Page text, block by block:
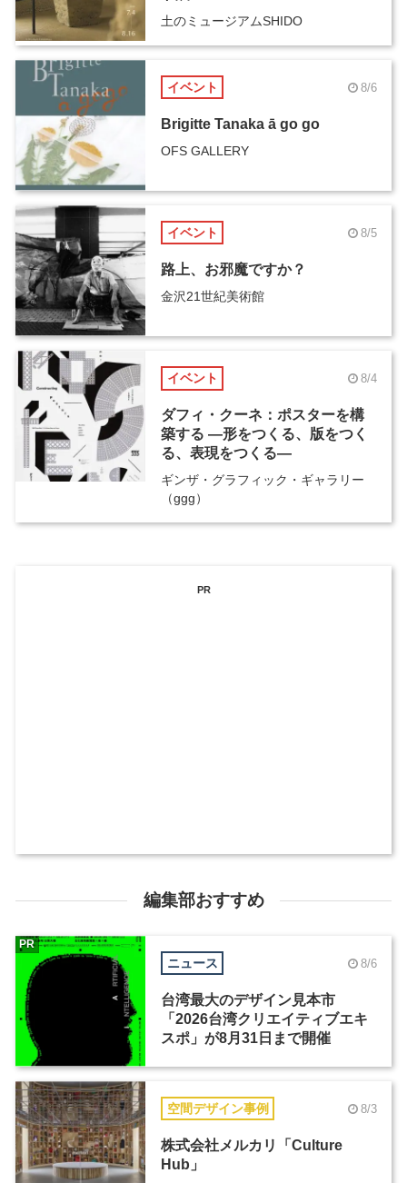
土のミュージアムSHIDO
イベント 8/6
Brigitte Tanaka ā go go
OFS GALLERY
イベント 8/5
路上、お邪魔ですか？
金沢21世紀美術館
イベント 8/4
ダフィ・クーネ：ポスターを構
築する ―形をつくる、版をつく
る、表現をつくる―
ギンザ・グラフィック・ギャラリー
（ggg）
PR
編集部おすすめ
ニュース 8/6
台湾最大のデザイン見本市
「2026台湾クリエイティブエキ
スポ」が8月31日まで開催
PR
空間デザイン事例 8/3
株式会社メルカリ「Culture
Hub」